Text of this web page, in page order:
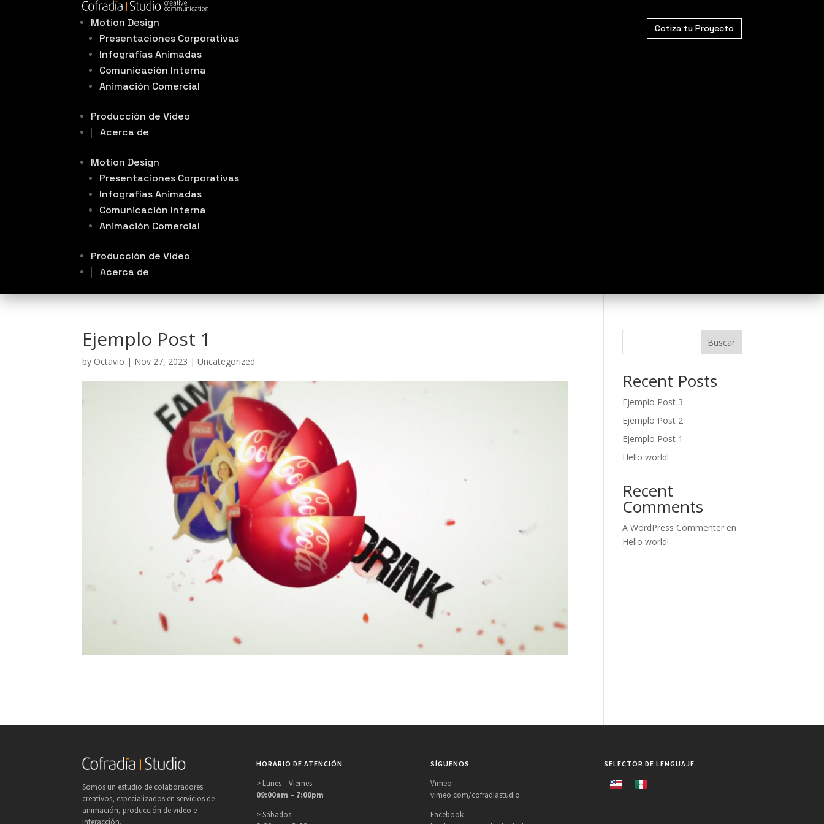
Motion Design
Presentaciones Corporativas
Infografías Animadas
Comunicación Interna
Animación Comercial
Producción de Video
Acerca de
Motion Design
Presentaciones Corporativas
Infografías Animadas
Comunicación Interna
Animación Comercial
Producción de Video
Acerca de
Cotiza tu Proyecto
Ejemplo Post 1
by Octavio | Nov 27, 2023 |Uncategorized
Buscar
Recent Posts
Ejemplo Post 3
Ejemplo Post 2
Ejemplo Post 1
Hello world!
Recent
Comments
A WordPress Commenter en
Hello world!
Somos un estudio de colaboradores
creativos, especializados en servicios de
animación, producción de video e
HORARIO DE ATENCIÓN
> Lunes – Viernes
09:00am – 7:00pm
> Sábados
SÍGUENOS
Vimeo
vimeo.com/cofradiastudio
Facebook
SELECTOR DE LENGUAJE